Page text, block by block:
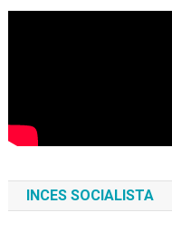
INCES SOCIALISTA